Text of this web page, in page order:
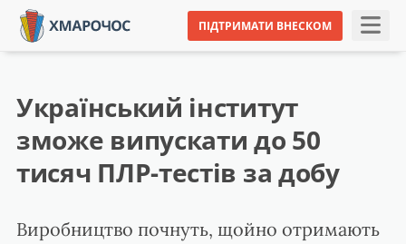
ПІДТРИМАТИ ВНЕСКОМ
Український інститут
зможе випускати до 50
тисяч ПЛР-тестів за добу
Виробництво почнуть, щойно отримають